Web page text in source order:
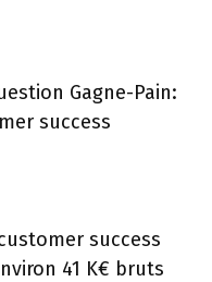
Gagne-Pain:
success
success
41 K€ bruts